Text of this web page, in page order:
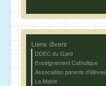
Liens divers
DDEC du Gard
Enseignement Catholique
Association parents d'élèves
La Mairie